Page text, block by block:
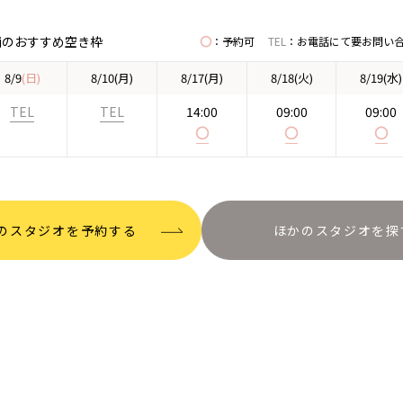
おすすめ空き枠 ◯ ：予約可 TEL ： お電話にて要お問い
8/9(日) 8/10(月) 8/17(月) 8/18(火) 8/19(水)
TEL TEL
14:00
◯
09:00
◯
09:00
◯
スタジオを予約する ほかのスタジオを探